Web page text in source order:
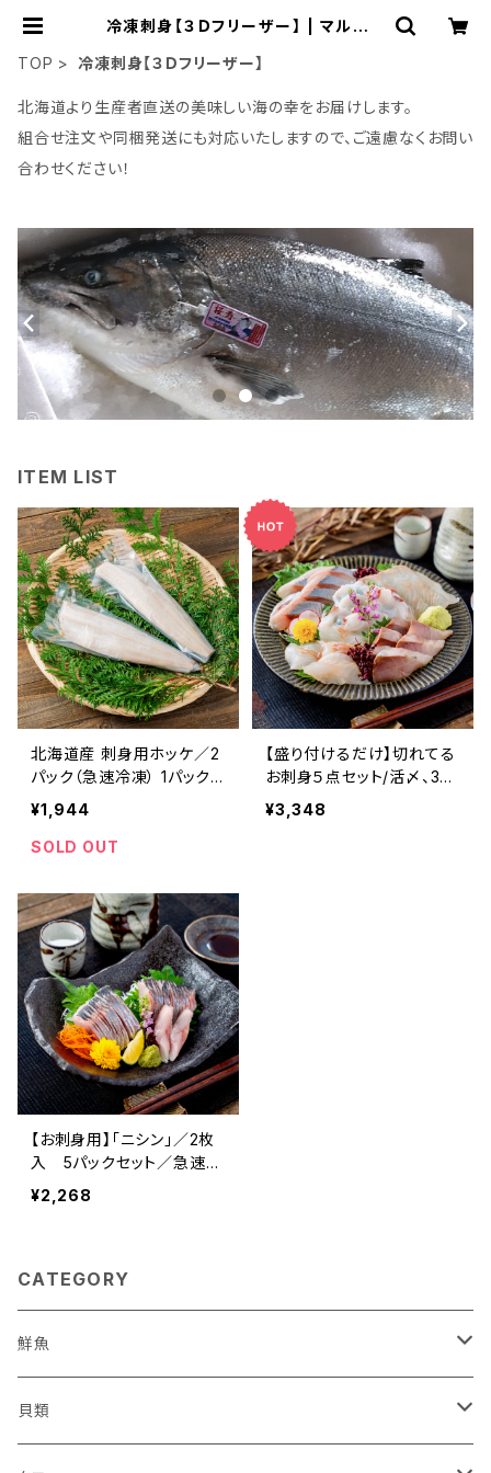
冷凍刺身【３Ｄフリーザー】 | マルホン
TOP
冷凍刺身【３Ｄフリーザー】
北海道より生産者直送の美味しい海の幸をお届けします。
組合せ注文や同梱発送にも対応いたしますので、ご遠慮なくお問い
合わせください！
ITEM LIST
北海道産 刺身用ホッケ／2
パック（急速冷凍） 1パック/
200ｇ前後 北海道産 寿都
産 真ホッケ 真空パック ほ
っけ ホッケ 真ほっけ 刺身
おかず おつまみ お酒 肴
¥1,944
SOLD OUT
【盛り付けるだけ】切れてる
お刺身５点セット/活〆、3D
冷凍 50g~70gを5パック
北海道産 寿都産 真空パッ
¥3,348
【お刺身用】「ニシン」／2枚
入 5パックセット／急速凍
結
¥2,268
CATEGORY
鮮魚
鮮魚セット
貝類